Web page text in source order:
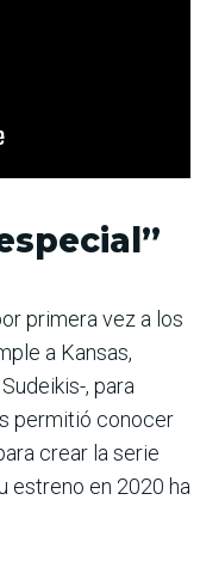
primera vez a los
a Kansas,
, para
permitió conocer
crear la serie
estreno en 2020 ha